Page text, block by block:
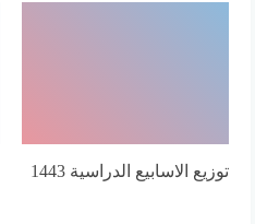
توزيع الاسابيع الدراسية 1443